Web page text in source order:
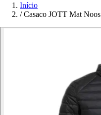
Início
/ Casaco JOTT Mat Noos